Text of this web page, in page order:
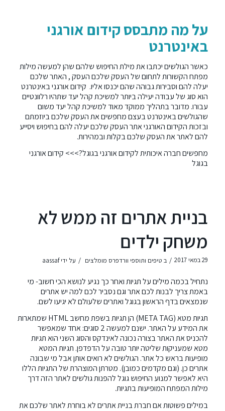
על מה מתבסס קידום אורגני
באינטרנט
כאשר הגולשים יכתבו את מילת החיפוש שלהם שהן למעשה מילות
מפתח הקשורות לתחום של העסק שלכם העסק , האתר שלכם
יעלה להם וסבירות גבוהה שהם יכנסו אליו. קידום אורגני באינטרנט
הוא סוג של עבודה יעילה ביותר למשיכת קהל יעד שתהיו רלוונטיים
עבורו. מדובר בתהליך ממוקד מאוד למשיכת קהל יעד משום
שהגולשים באינטרנט בעצם מחפשים את העסק שלכם ביוזמתם
ובזכות הקידום האורגני אתר העסק שלכם יעלה להם בחיפוש ויסייע
להם לאתר את העסק שלכם בקלות ובמהירות.
מחפשים חברה איכותית לקידום אורגני בגוגל?>>> קידום אורגני
בגוגל
בניית אתרים זה ממש לא
משחק ילדים
29 במאי 2017 / ב טיפים ותוספי וורדפרס מומלצים / על ידיaassaf
נתחיל בכמה מילים על תגיות ואחר כך נגיע לנושא הכי חשוב- מי
באמת צריך לבנות לכם אתר וגם נסביר לכם למה יש אתרים
שנמצאים בדף הראשון בגוגל ואתרים שלעולם לא יגיעו לשם.
תגיות מטא (META TAG) הן תגיות בשפת מחשב HTML שמתארות
את המידע על האתר. ישנם למעשה 2 סוגים: אחד שמאפשר
להכניס את האתר בצורה נכונה לאינדקס והסוג השני הוא תגיות
מטא שמעניקות שליטה יותר טובה על הדפדפן. תגיות המטא
מופיעות בראש כל אתר. הגולשים לא רואים אותן אבל מי שבונה
אתרים כן. (וגם מקדמים כמובן). מטרתן המוצהרת של התגיות הללו
היא לאפשר למנוע החיפוש גוגל להפנות גולשים לאתר הזה דרך
מילות המפתח המופיעות בתגיות.
במילים פשוטות אם חברת בניית אתרים לא בוחרת לאתר שלכם את